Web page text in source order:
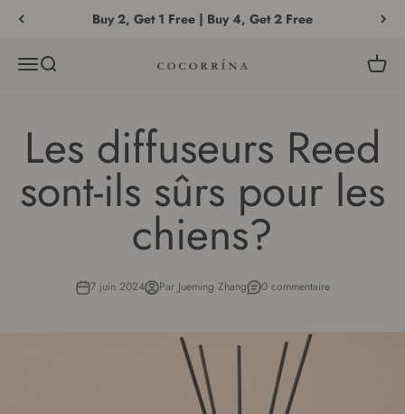
Buy 2, Get 1 Free | Buy 4, Get 2 Free
MenuRecherche COCORRÍNA® Panier
Les diffuseurs Reed
sont-ils sûrs pour les
chiens?
7 juin 2024 Par Jueming Zhang 0 commentaire